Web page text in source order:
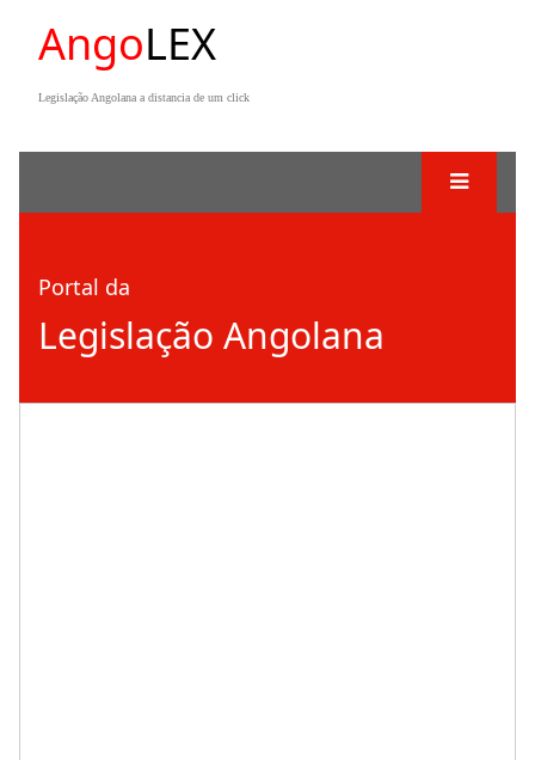
AngoLEX
Legislação Angolana a distancia de um click
Portal da
Legislação Angolana